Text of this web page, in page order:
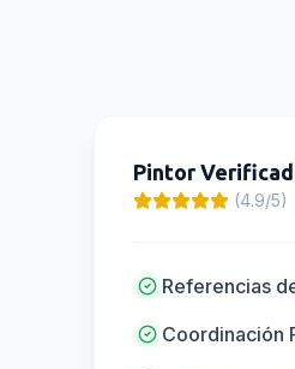
Pintor
(4.9/5)
Referencias
Coordinación